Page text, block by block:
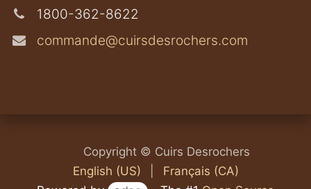
1800-362-8622
commande@cuirsdesrochers.com
​​​Copyright © Cuirs Desrochers
English (US)
Français (CA)